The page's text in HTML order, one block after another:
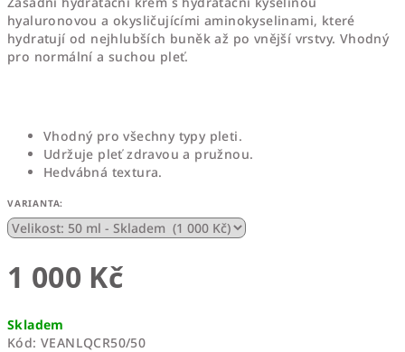
hyaluronovou a okysličujícími aminokyselinami, které
hydratují od nejhlubších buněk až po vnější vrstvy. Vhodný
pro normální a suchou pleť.
Vhodný pro všechny typy pleti.
Udržuje pleť zdravou a pružnou.
Hedvábná textura.
VARIANTA:
1 000 Kč
cena:
Skladem
Kód: VEANLQCR50/50